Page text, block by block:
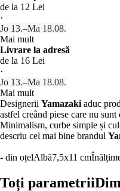
de la 12 Lei
·
Jo 13.–Ma 18.08.
Mai mult
Livrare la adresă
de la 16 Lei
·
Jo 13.–Ma 18.08.
Mai mult
Designerii Yamazaki aduc
astfel creând piese care nu
Minimalism, curbe simple și
descriu cel mai bine brandul
- din oțelAlbă7,5x11 cm
Toți parametrii